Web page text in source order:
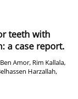
teeth with
a case report.
Amor, Rim Kallala,
Harzallah,